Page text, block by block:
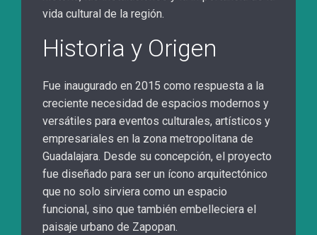
vida cultural de la región.
Historia y Origen
Fue inaugurado en 2015 como respuesta a la
creciente necesidad de espacios modernos y
versátiles para eventos culturales, artísticos y
empresariales en la zona metropolitana de
Guadalajara. Desde su concepción, el proyecto
fue diseñado para ser un ícono arquitectónico
que no solo sirviera como un espacio
funcional, sino que también embelleciera el
paisaje urbano de Zapopan.